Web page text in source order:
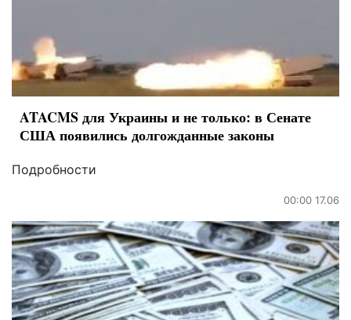
ATACMS для Украины и не только: в Сенате
США появились долгожданные законы
Подробности
00:00 17.06